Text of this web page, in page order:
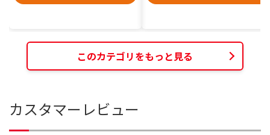
このカテゴリをもっと見る
カスタマーレビュー